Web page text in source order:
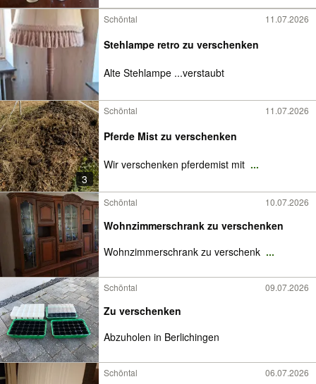
Schöntal 11.07.2026
Stehlampe retro zu verschenken
Alte Stehlampe ...verstaubt
3
Schöntal 11.07.2026
Pferde Mist zu verschenken
Wir verschenken pferdemist mit ...
Schöntal 10.07.2026
Wohnzimmerschrank zu verschenken
Wohnzimmerschrank zu verschenk ...
Schöntal 09.07.2026
Zu verschenken
Abzuholen in Berlichingen
Schöntal 06.07.2026